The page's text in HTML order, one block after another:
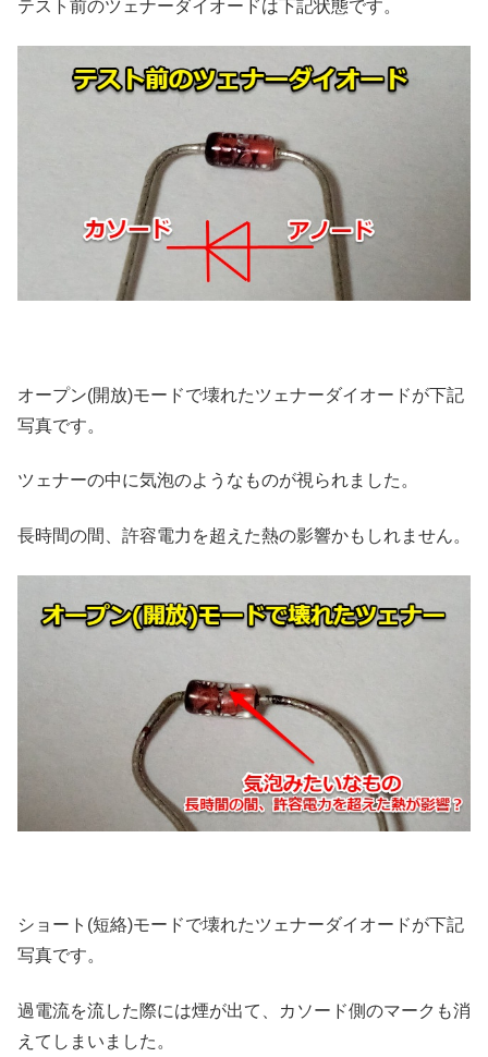
テスト前のツェナーダイオードは下記状態です。
オープン(開放)モードで壊れたツェナーダイオードが下記
写真です。
ツェナーの中に気泡のようなものが視られました。
長時間の間、許容電力を超えた熱の影響かもしれません。
ショート(短絡)モードで壊れたツェナーダイオードが下記
写真です。
過電流を流した際には煙が出て、カソード側のマークも消
えてしまいました。